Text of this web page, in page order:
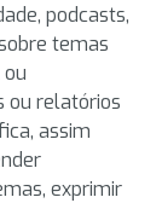
podcasts,
temas
ou relatórios
assim
exprimir